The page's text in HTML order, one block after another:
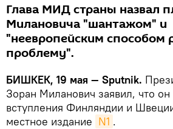
Глава МИД страны назвал
Милановича "шантажом" и
"неевропейским способом
проблему".
БИШКЕК, 19 мая — Sputnik.
Зоран Миланович заявил, что он
вступления Финляндии и
местное издание N1 .